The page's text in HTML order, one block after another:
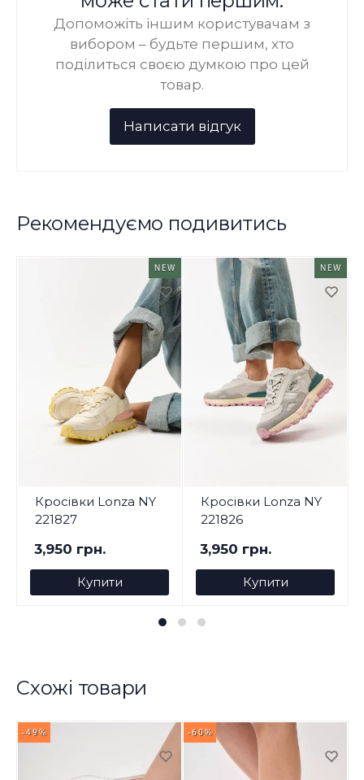
Допоможіть іншим користувачам з
вибором – будьте першим, хто
поділиться своєю думкою про цей
товар.
Рекомендуємо подивитись
NEW
Кросівки Lonza NY
221827
3,950 грн.
Купити
NEW
Кросівки Lonza NY
221826
3,950 грн.
Купити
Схожі товари
-49% -60%